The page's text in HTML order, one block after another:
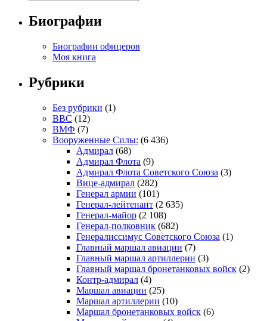
Биографии
Биографии офицеров
Моя книга
Рубрики
Без рубрики (1)
ВВС (12)
ВМФ (7)
Вооруженные Силы: (6 436)
Адмирал (68)
Адмирал Флота (9)
Адмирал Флота Советского Союза (3)
Вице-адмирал (282)
Генерал армии (101)
Генерал-лейтенант (2 635)
Генерал-майор (2 108)
Генерал-полковник (682)
Генералиссимус Советского Союза (1)
Главный маршал авиации (7)
Главный маршал артиллерии (3)
Главный маршал бронетанковых войск (2)
Контр-адмирал (4)
Маршал авиации (25)
Маршал артиллерии (10)
Маршал бронетанковых войск (6)